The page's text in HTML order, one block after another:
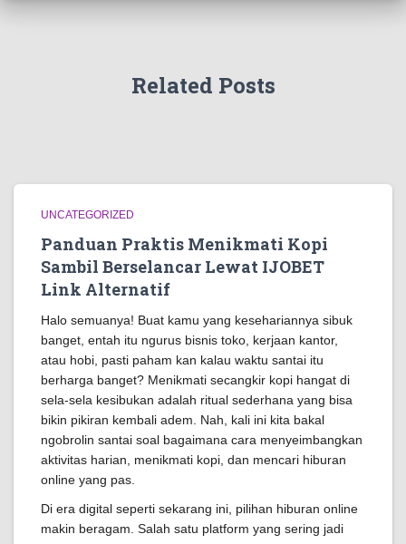
Related Posts
UNCATEGORIZED
Panduan Praktis Menikmati Kopi
Sambil Berselancar Lewat IJOBET
Link Alternatif
Halo semuanya! Buat kamu yang kesehariannya sibuk
banget, entah itu ngurus bisnis toko, kerjaan kantor,
atau hobi, pasti paham kan kalau waktu santai itu
berharga banget? Menikmati secangkir kopi hangat di
sela-sela kesibukan adalah ritual sederhana yang bisa
bikin pikiran kembali adem. Nah, kali ini kita bakal
ngobrolin santai soal bagaimana cara menyeimbangkan
aktivitas harian, menikmati kopi, dan mencari hiburan
online yang pas.
Di era digital seperti sekarang ini, pilihan hiburan online
makin beragam. Salah satu platform yang sering jadi